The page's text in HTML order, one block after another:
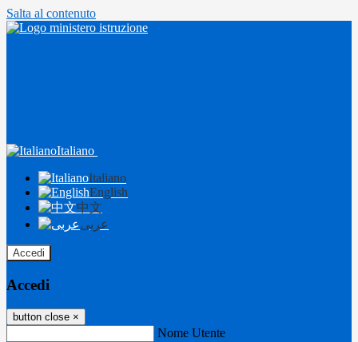
Salta al contenuto
Italiano
Italiano
English
中文
عربى
Accedi
Accedi
button close ×
Nome Utente